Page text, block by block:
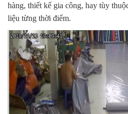
hàng, thiết kế gia công, hay tùy
liệu từng thời điểm.